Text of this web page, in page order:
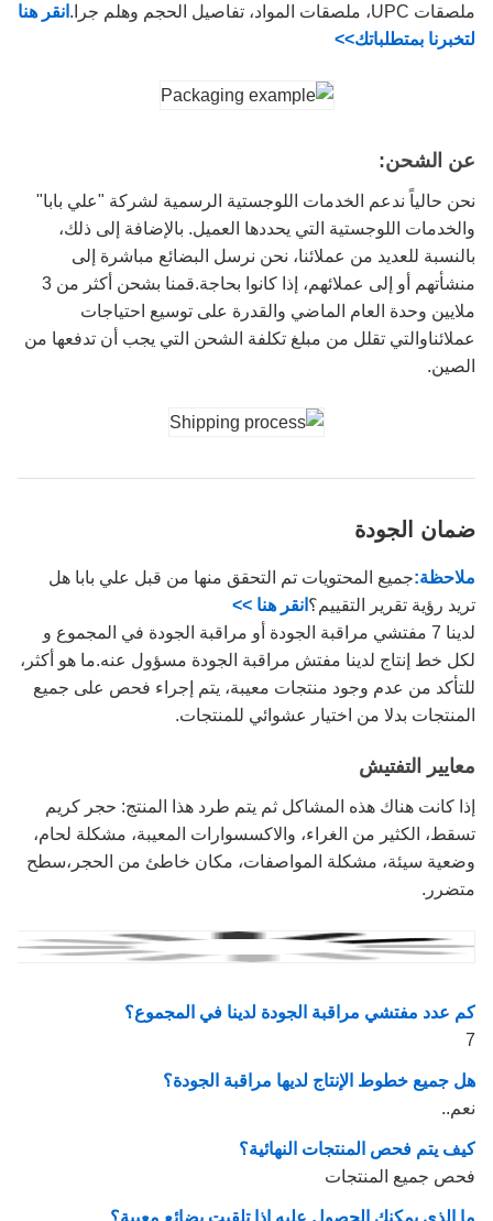
ملصقات UPC، ملصقات المواد، تفاصيل الحجم وهلم جرا.
انقر هنا
لتخبرنا بمتطلباتك>>
عن الشحن:
نحن حالياً ندعم الخدمات اللوجستية الرسمية لشركة "علي بابا"
والخدمات اللوجستية التي يحددها العميل. بالإضافة إلى ذلك،
بالنسبة للعديد من عملائنا، نحن نرسل البضائع مباشرة إلى
منشأتهم أو إلى عملائهم، إذا كانوا بحاجة.قمنا بشحن أكثر من 3
ملايين وحدة العام الماضي والقدرة على توسيع احتياجات
عملائناوالتي تقلل من مبلغ تكلفة الشحن التي يجب أن تدفعها من
الصين.
ضمان الجودة
ملاحظة:جميع المحتويات تم التحقق منها من قبل علي بابا هل
تريد رؤية تقرير التقييم؟انقر هنا >>
لدينا 7 مفتشي مراقبة الجودة أو مراقبة الجودة في المجموع و
لكل خط إنتاج لدينا مفتش مراقبة الجودة مسؤول عنه.ما هو أكثر،
للتأكد من عدم وجود منتجات معيبة، يتم إجراء فحص على جميع
المنتجات بدلا من اختيار عشوائي للمنتجات.
معايير التفتيش
إذا كانت هناك هذه المشاكل ثم يتم طرد هذا المنتج: حجر كريم
تسقط، الكثير من الغراء، والاكسسوارات المعيبة، مشكلة لحام،
وضعية سيئة، مشكلة المواصفات، مكان خاطئ من الحجر،سطح
متضرر.
كم عدد مفتشي مراقبة الجودة لدينا في المجموع؟
7
هل جميع خطوط الإنتاج لديها مراقبة الجودة؟
نعم..
كيف يتم فحص المنتجات النهائية؟
فحص جميع المنتجات
ما الذي يمكنك الحصول عليه إذا تلقيت بضائع معيبة؟